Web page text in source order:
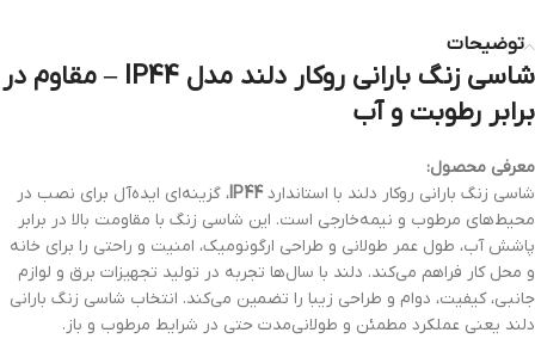
توضیحات
شاسی زنگ بارانی روکار دلند مدل IP44 – مقاوم در
برابر رطوبت و آب
معرفی محصول:
شاسی زنگ بارانی روکار دلند با استانداردIP44، گزینه‌ای ایده‌آل برای نصب در
محیط‌های مرطوب و نیمه‌خارجی است. این شاسی زنگ با مقاومت بالا در برابر
پاشش آب، طول عمر طولانی و طراحی ارگونومیک، امنیت و راحتی را برای خانه
و محل کار فراهم می‌کند. دلند با سال‌ها تجربه در تولید تجهیزات برق و لوازم
جانبی، کیفیت، دوام و طراحی زیبا را تضمین می‌کند. انتخاب شاسی زنگ بارانی
دلند یعنی عملکرد مطمئن و طولانی‌مدت حتی در شرایط مرطوب و باز.